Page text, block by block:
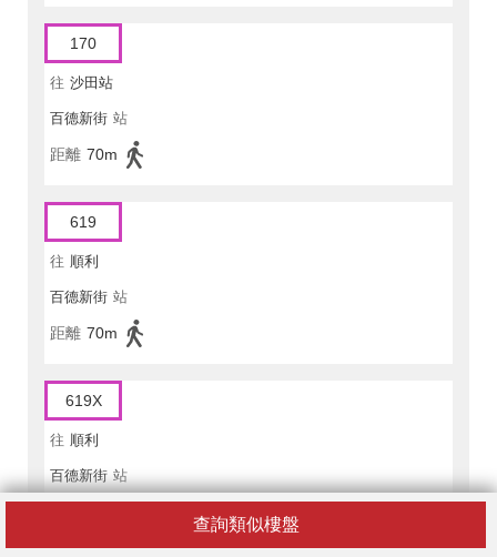
查詢類似樓盤
170
往 沙田站
百德新街 站
距離 70m
619
往 順利
百德新街 站
距離 70m
619X
往 順利
百德新街 站